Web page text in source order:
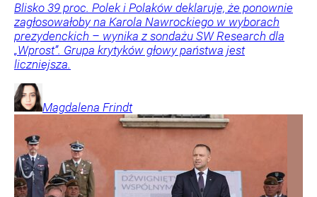
Blisko 39 proc. Polek i Polaków deklaruje, że ponownie
zagłosowałoby na Karola Nawrockiego w wyborach
prezydenckich – wynika z sondażu SW Research dla
„Wprost”. Grupa krytyków głowy państwa jest
liczniejsza.
Magdalena Frindt